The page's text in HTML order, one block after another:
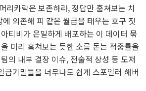
리카락은 보존하라, 정답만 훔쳐보는 치
에 의존해 피 같은 월급을 태우는 호구 짓
티비가 은밀하게 배포하는 이 데이터 묶
미리 훔쳐보는 듯한 소름 돋는 적중률을
의 내부 결장 이슈, 전술적 상성 등 도저
급기밀들을 너무나도 쉽게 스포일러 해버